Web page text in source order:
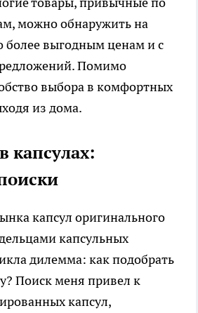
можно обнаружить на
более выгодным ценам и с
Помимо
выбора в комфортных
из дома.
капсулах:
капсул оригинального
капсульных
дилемма: как подобрать
Поиск меня привел к
капсул,